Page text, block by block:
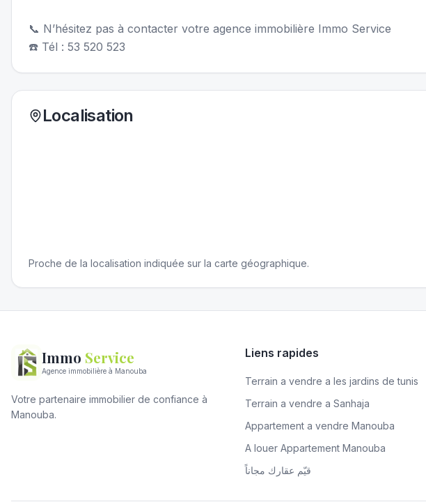
📞 N’hésitez pas à contacter votre agence immobilière Immo Service
☎️ Tél : 53 520 523
Localisation
Proche de la localisation indiquée sur la carte géographique.
Immo Service
Agence immobilière à Manouba
Votre partenaire immobilier de confiance à
Manouba.
Liens rapides
Terrain a vendre a les jardins de tunis
Terrain a vendre a Sanhaja
Appartement a vendre Manouba
A louer Appartement Manouba
قيّم عقارك مجاناً